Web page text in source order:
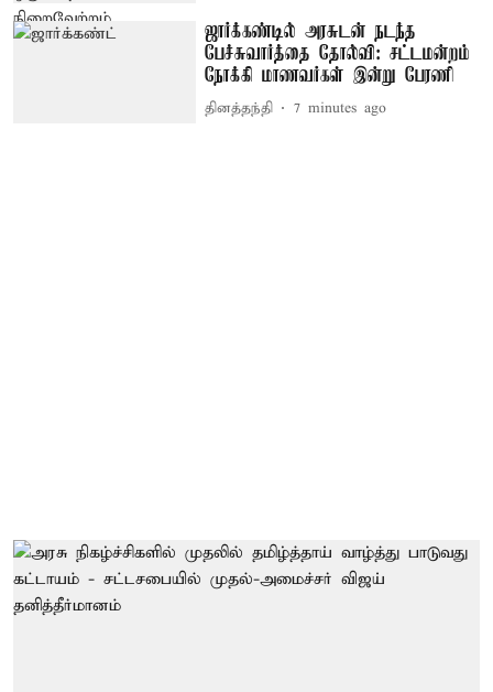
ஜார்க்கண்டில் அரசுடன் நடந்த
பேச்சுவார்த்தை தோல்வி: சட்டமன்றம்
நோக்கி மாணவர்கள் இன்று பேரணி
தினத்தந்தி 7 minutes ago